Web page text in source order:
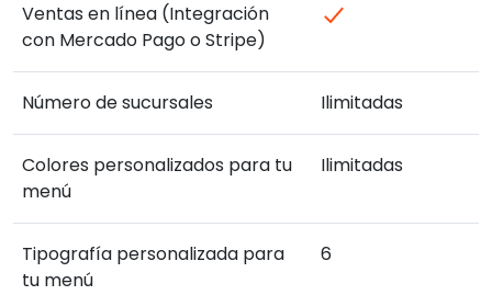
Ventas en línea (Integración
con Mercado Pago o Stripe)
Número de sucursales Ilimitadas
Colores personalizados para tu
menú
Ilimitadas
Tipografía personalizada para
tu menú
6